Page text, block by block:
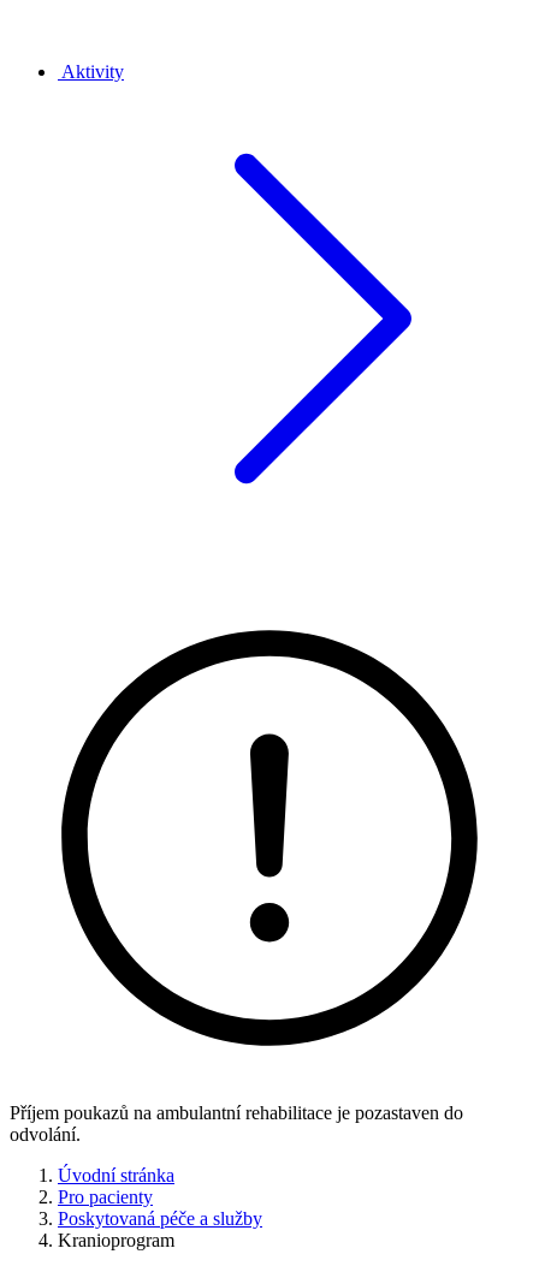
Aktivity
Příjem poukazů na ambulantní rehabilitace je pozastaven do
odvolání.
Úvodní stránka
Pro pacienty
Poskytovaná péče a služby
Kranioprogram